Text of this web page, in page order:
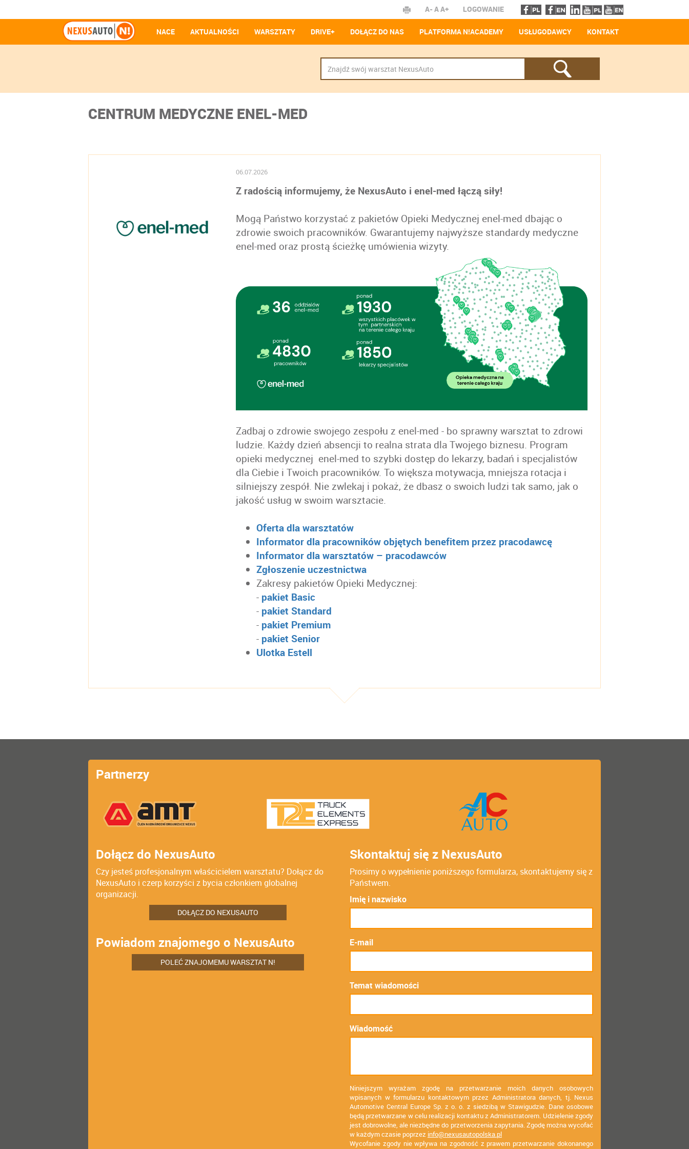
A- AA+ LOGOWANIE
NACE AKTUALNOŚCI WARSZTATY DRIVE+ DOŁĄCZ DO NAS PLATFORMA N!ACADEMY USŁUGODAWCY KONTAKT
CENTRUM MEDYCZNE ENEL-MED
06.07.2026
Z radością informujemy, że NexusAuto i enel-med łączą siły!
Mogą Państwo korzystać z pakietów Opieki Medycznej enel-med dbając o
zdrowie swoich pracowników. Gwarantujemy najwyższe standardy medyczne
enel-med oraz prostą ścieżkę umówienia wizyty.
Zadbaj o zdrowie swojego zespołu z enel-med - bo sprawny warsztat to zdrowi
ludzie. Każdy dzień absencji to realna strata dla Twojego biznesu. Program
opieki medycznej enel-med to szybki dostęp do lekarzy, badań i specjalistów
dla Ciebie i Twoich pracowników. To większa motywacja, mniejsza rotacja i
silniejszy zespół. Nie zwlekaj i pokaż, że dbasz o swoich ludzi tak samo, jak o
jakość usług w swoim warsztacie.
Oferta dla warsztatów
Informator dla pracowników objętych benefitem przez pracodawcę
Informator dla warsztatów – pracodawców
Zgłoszenie uczestnictwa
Zakresy pakietów Opieki Medycznej:
- pakiet Basic
- pakiet Standard
- pakiet Premium
- pakiet Senior
Ulotka Estell
Partnerzy
Dołącz do NexusAuto
Czy jesteś profesjonalnym właścicielem warsztatu? Dołącz do
NexusAuto i czerp korzyści z bycia członkiem globalnej
organizacji.
DOŁĄCZ DO NEXUSAUTO
Powiadom znajomego o NexusAuto
POLEĆ ZNAJOMEMU WARSZTAT N!
Skontaktuj się z NexusAuto
Prosimy o wypełnienie poniższego formularza, skontaktujemy się z
Państwem.
Imię i nazwisko
E-mail
Temat wiadomości
Wiadomość
Niniejszym wyrażam zgodę na przetwarzanie moich danych osobowych
wpisanych w formularzu kontaktowym przez Administratora danych, tj. Nexus
Automotive Central Europe Sp. z o. o. z siedzibą w Stawigudzie. Dane osobowe
będą przetwarzane w celu realizacji kontaktu z Administratorem. Udzielenie zgody
jest dobrowolne, ale niezbędne do przetworzenia zapytania. Zgodę można wycofać
w każdym czasie poprzez info@nexusautopolska.pl
Wycofanie zgody nie wpływa na zgodność z prawem przetwarzanie dokonanego